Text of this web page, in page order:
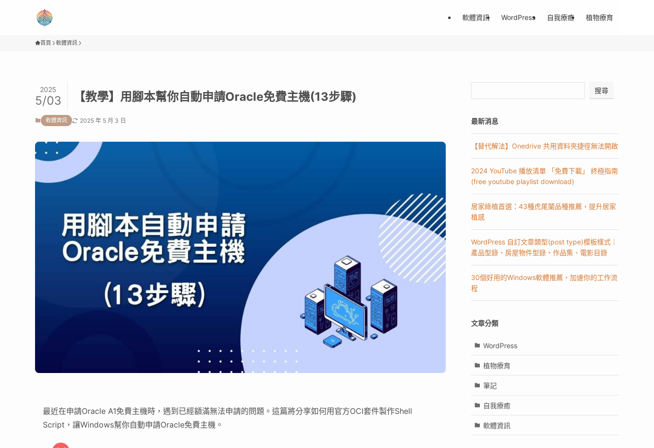
軟體資訊 WordPress 自我療癒 植物療育
首頁 軟體資訊
【教學】用腳本幫你自動申請Oracle免費主機(13步驟)
2025
5/03
軟體資訊 2025 年 5 月 3 日
最近在申請Oracle A1免費主機時，遇到已經額滿無法申請的問題。這篇將分享如何用官方OCI套件製作Shell
Script，讓Windows幫你自動申請Oracle免費主機。
搜尋
最新消息
【替代解法】Onedrive 共用資料夾捷徑無法開啟
2024 YouTube 播放清單 「免費下載」 終極指南
(free youtube playlist download)
居家綠植首選：43種虎尾蘭品種推薦，提升居家
植感
WordPress 自訂文章類型(post type)模板樣式｜
產品型錄、房屋物件型錄、作品集、電影目錄
30個好用的Windows軟體推薦，加速你的工作流
程
文章分類
WordPress
植物療育
筆記
自我療癒
軟體資訊